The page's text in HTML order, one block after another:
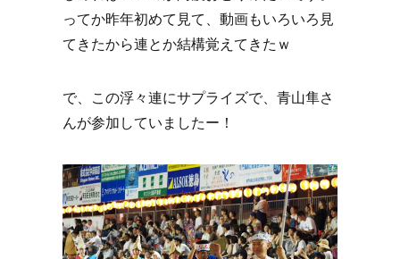
ってか昨年初めて見て、動画もいろいろ見
てきたから連とか結構覚えてきたｗ
で、この浮々連にサプライズで、青山隼さ
んが参加していましたー！